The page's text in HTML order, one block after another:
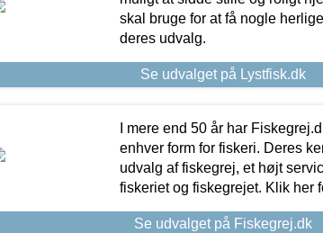
skal bruge for at få nogle
deres udvalg.
Se udvalget på Lystfisk.dk
I mere end 50 år har
enhver form for fiskeri. Deres
udvalg af fiskegrej, et højt
fiskeriet og fiskegrejet. Klik her
Se udvalget på Fiskegrej.dk